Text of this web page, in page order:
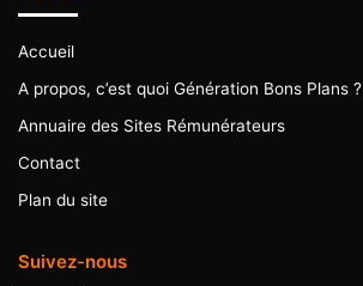
Accueil
A propos, c’est quoi Génération Bons Plans ?
Annuaire des Sites Rémunérateurs
Contact
Plan du site
Suivez-nous